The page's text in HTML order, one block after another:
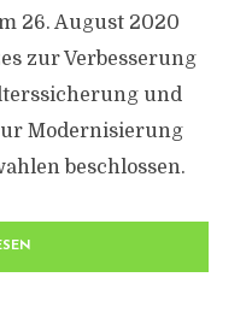
26. August 2020
zur Verbesserung
und
Modernisierung
beschlossen.